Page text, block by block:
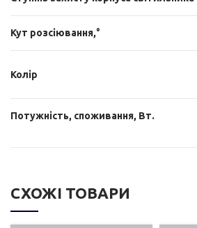
Кут розсіювання,°
Колір
Потужність, споживання, Вт.
СХОЖІ ТОВАРИ